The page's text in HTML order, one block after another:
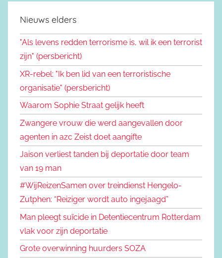
Nieuws elders
"Als levens redden terrorisme is, wil ik een terrorist
zijn" (persbericht)
XR-rebel: "Ik ben lid van een terroristische
organisatie" (persbericht)
Waarom Sophie Straat gelijk heeft
Zwangere vrouw die werd aangevallen door
agenten in azc Zeist doet aangifte
Jaison verliest tanden bij deportatie door team
van 19 man
#WijReizenSamen over treindienst Hengelo-
Zutphen: “Reiziger wordt auto ingejaagd”
Man pleegt suïcide in Detentiecentrum Rotterdam
vlak voor zijn deportatie
Grote overwinning huurders SOZA